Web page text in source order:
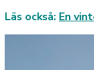
Läs också: En